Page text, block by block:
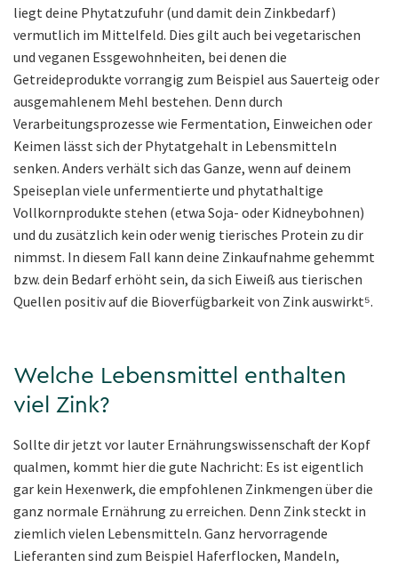
liegt deine Phytatzufuhr (und damit dein Zinkbedarf)
vermutlich im Mittelfeld. Dies gilt auch bei vegetarischen
und veganen Essgewohnheiten, bei denen die
Getreideprodukte vorrangig zum Beispiel aus Sauerteig oder
ausgemahlenem Mehl bestehen. Denn durch
Verarbeitungsprozesse wie Fermentation, Einweichen oder
Keimen lässt sich der Phytatgehalt in Lebensmitteln
senken. Anders verhält sich das Ganze, wenn auf deinem
Speiseplan viele unfermentierte und phytathaltige
Vollkornprodukte stehen (etwa Soja- oder Kidneybohnen)
und du zusätzlich kein oder wenig tierisches Protein zu dir
nimmst. In diesem Fall kann deine Zinkaufnahme gehemmt
bzw. dein Bedarf erhöht sein, da sich Eiweiß aus tierischen
Quellen positiv auf die Bioverfügbarkeit von Zink auswirkt⁵.
Welche Lebensmittel enthalten
viel Zink?
Sollte dir jetzt vor lauter Ernährungswissenschaft der Kopf
qualmen, kommt hier die gute Nachricht: Es ist eigentlich
gar kein Hexenwerk, die empfohlenen Zinkmengen über die
ganz normale Ernährung zu erreichen. Denn Zink steckt in
ziemlich vielen Lebensmitteln. Ganz hervorragende
Lieferanten sind zum Beispiel Haferflocken, Mandeln,